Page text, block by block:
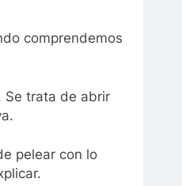
comprendemos
Se trata de abrir
pelear con lo